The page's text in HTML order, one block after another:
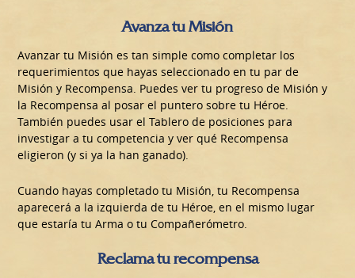
Avanza tu Misión
Avanzar tu Misión es tan simple como completar los
requerimientos que hayas seleccionado en tu par de
Misión y Recompensa. Puedes ver tu progreso de Misión y
la Recompensa al posar el puntero sobre tu Héroe.
También puedes usar el Tablero de posiciones para
investigar a tu competencia y ver qué Recompensa
eligieron (y si ya la han ganado).
Cuando hayas completado tu Misión, tu Recompensa
aparecerá a la izquierda de tu Héroe, en el mismo lugar
que estaría tu Arma o tu Compañerómetro.
Reclama tu recompensa